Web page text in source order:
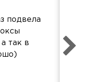
подвела
так в